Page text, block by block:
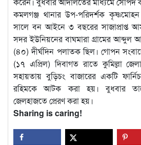
কমলগঞ্জ থানার উপ-পরিদর্শক
সালে বন আইনে ৩ বছরের সাজাপ্রাপ্ত
সদর ইউনিয়নের বাঘমারা গ্রামের আব্দুল
(৪০) দীর্ঘদিন পলাতক ছিল। গোপন
(১৭ এপ্রিল) দিবাগত রাতে কুমিল্লা
সহায়তায় বুড়িচং বাজারের একটি
রহিমকে আটক করা হয়। বুধবার
জেলহাজতে প্রেরণ করা হয়।
Sharing is caring!